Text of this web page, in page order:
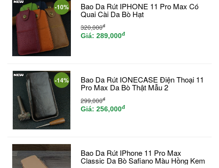
-10% Bao Da Rút IPHONE 11 Pro Max Có
Quai Cài Da Bò Hạt
320,000đ
Giá: 289,000đ
-14% Bao Da Rút IONECASE Điện Thoại 11
Pro Max Da Bò Thật Mẫu 2
299,000đ
Giá: 256,000đ
Bao Da Rút IPhone 11 Pro Max
Classic Da Bò Safiano Màu Hồng Kem